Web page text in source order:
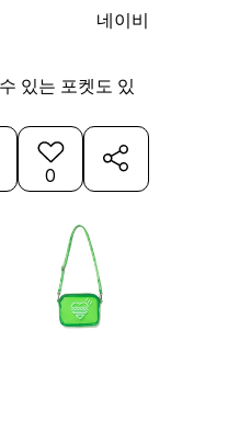
네이비
있는 포켓도 있
0